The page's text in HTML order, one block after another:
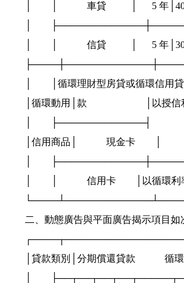
│        │            車貸          │      5
│
│        │            信貸          │      5
│        │循環理財型房貸或循環信用貸│
│循環動用│款                        │
│        ├─────────────┤
│信用商品│            現金卡        │
│
│        │            信用卡        │以
二、動態廣告與平面廣告揭示項目
│貸款類別│分期償還貸款            循
│